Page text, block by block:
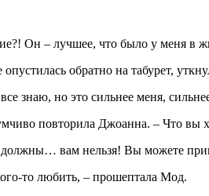
Он – лучшее, что было у меня в
обратно на табурет,
знаю, но это сильнее меня,
повторила Джоанна. – Что вы
вам нельзя! Вы можете
то любить, – прошептала Мод.